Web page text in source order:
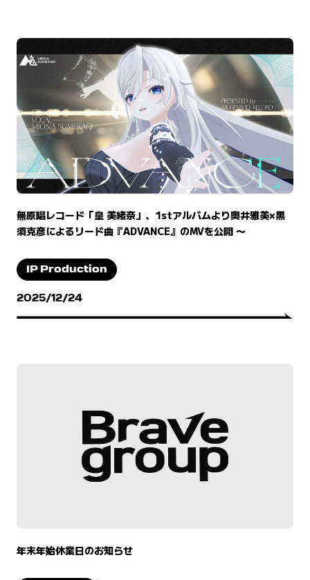
無原唱レコード「皇 美緒奈」、1stアルバムより奥井雅美×黒
須克彦によるリード曲『ADVANCE』のMVを公開 〜
IP Production
2025/12/24
年末年始休業日のお知らせ